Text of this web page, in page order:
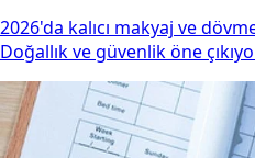
2026'da kalıcı makyaj ve
Doğallık ve güvenlik öne